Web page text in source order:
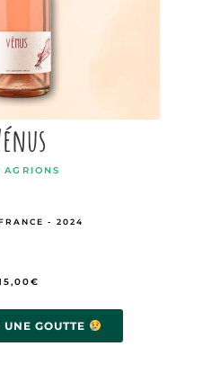
AGRIONS
- 2024
€
GOUTTE